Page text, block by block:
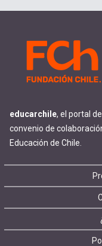
educarchile, el portal
convenio de
Educación de Chile.
Footer
menu